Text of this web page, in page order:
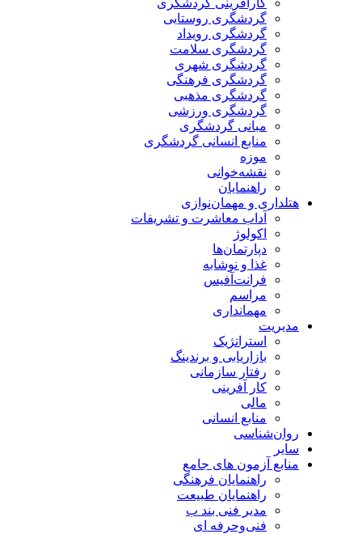
کارآفرینی گردشگری
گردشگری روستایی
گردشگری رویداد
گردشگری سلامت
گردشگری شهری
گردشگری فرهنگی
گردشگری مذهبی
گردشگری ورزشی
مبانی گردشگری
منابع انسانی گردشگری
موزه
نقشه‌خوانی
راهنمایان
هتلداری و مهمان‌نوازی
آداب معاشرت و تشریفات
اکولوژ
دپارتمان‌ها
غذا و نوشابه
فرانت‌آفیس
مراسم
مهمانداری
مدیریت
استراتژیک
بازاریابی و برندینگ
رفتار سازمانی
کار آفرینی
مالی
منابع انسانی
روان‌شناسی
سایر
منابع آزمون های جامع
راهنمایان فرهنگی
راهنمایان طبیعت
مدیر فنی بند ب
فنی‌وحرفه‌ ای